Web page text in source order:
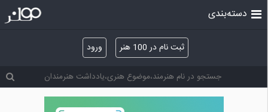
ثبت نام در 100 هنر ورود
دسته‌بندی